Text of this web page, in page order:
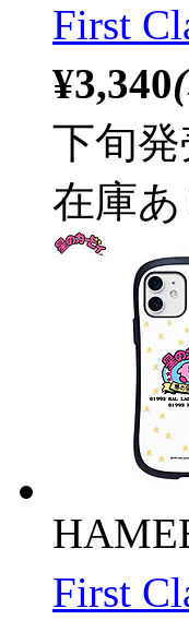
First
¥3,340
下旬発
在庫あ
First